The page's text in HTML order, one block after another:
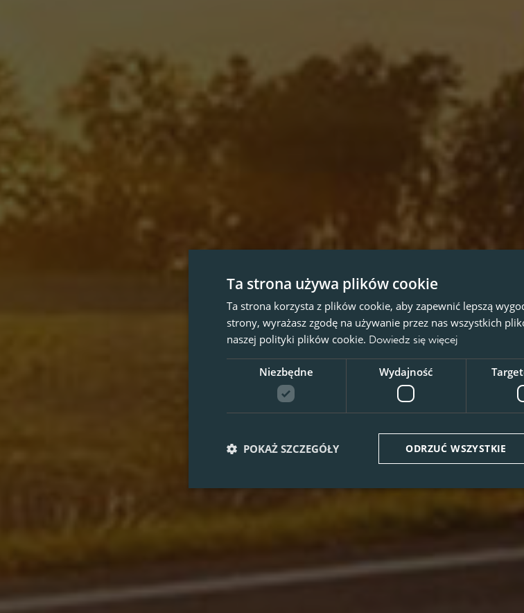
Ta strona używa plików cookie
Ta strona korzysta z plików cookie, aby zapewnić lepszą
strony, wyrażasz zgodę na używanie przez nas wszystkich
naszej polityki plików cookie. Dowiedz się więcej
Niezbędne Wydajność
ODRZUĆ WSZYSTKIE
POKAŻ SZCZEGÓŁY